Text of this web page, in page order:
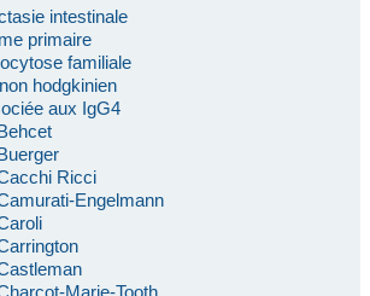
intestinale
primaire
familiale
hodgkinien
aux IgG4
Ricci
Engelmann
Marie-Tooth